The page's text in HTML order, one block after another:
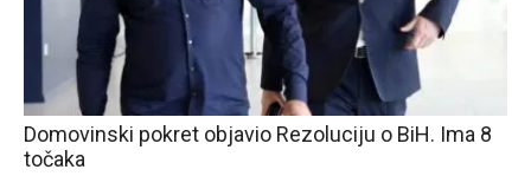
Domovinski pokret objavio Rezoluciju o BiH. Ima 8
točaka